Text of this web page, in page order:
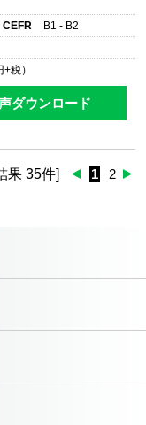
CEFR
B1 - B2
+税）
ダウンロード
果 35件] 1 2